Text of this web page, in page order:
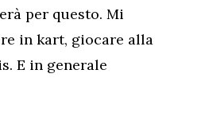
per questo. Mi
in kart, giocare alla
E in generale